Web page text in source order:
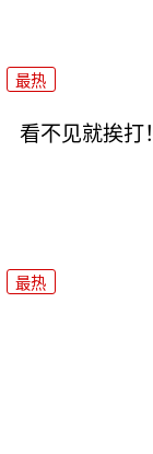
最热
看不见就挨打
最热